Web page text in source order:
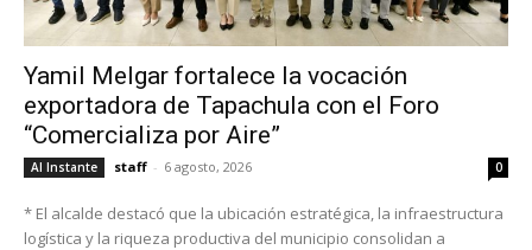
Yamil Melgar fortalece la vocación
exportadora de Tapachula con el Foro
“Comercializa por Aire”
Al Instante staff - 6 agosto, 2026 0
* El alcalde destacó que la ubicación estratégica, la infraestructura
logística y la riqueza productiva del municipio consolidan a